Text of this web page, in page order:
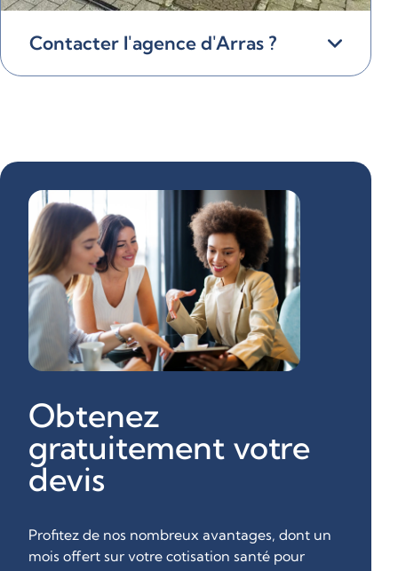
Contacter l'agence d'Arras ?
Obtenez
gratuitement votre
devis
Profitez de nos nombreux avantages, dont un
mois offert sur votre cotisation santé pour